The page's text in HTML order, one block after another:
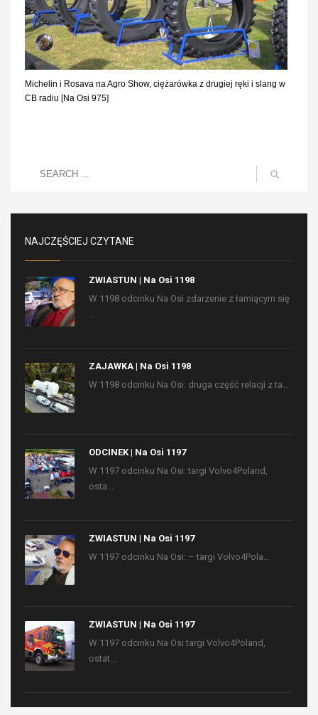
Michelin i Rosava na Agro Show, ciężarówka z drugiej ręki i slang w
CB radiu [Na Osi 975]
NAJCZĘŚCIEJ CZYTANE
ZWIASTUN | Na Osi 1198
W 1198 odcinku Na Osi zdarzenie z łamiącym się
...
ZAJAWKA | Na Osi 1198
W 1198 odcinku Na Osi: druga część relacji z ta...
ODCINEK | Na Osi 1197
W 1197 odcinku Na Osi: targi Volvo4Poland,
osta...
ZWIASTUN | Na Osi 1197
W 1197 odcinku Na Osi: – targi Volvo4Pola...
ZWIASTUN | Na Osi 1197
W 1197 odcinku Na Osi targi Volvo4Poland,
ostat...